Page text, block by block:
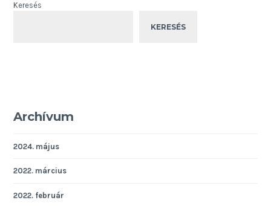
Keresés
KERESÉS
Archívum
2024. május
2022. március
2022. február